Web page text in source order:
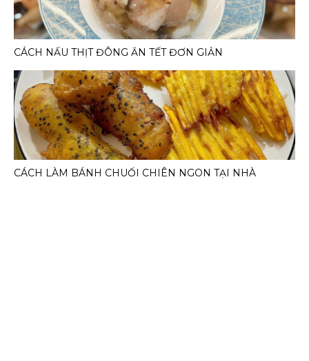
CÁCH NẤU THỊT ĐÔNG ĂN TẾT ĐƠN GIẢN
CÁCH LÀM BÁNH CHUỐI CHIÊN NGON TẠI NHÀ